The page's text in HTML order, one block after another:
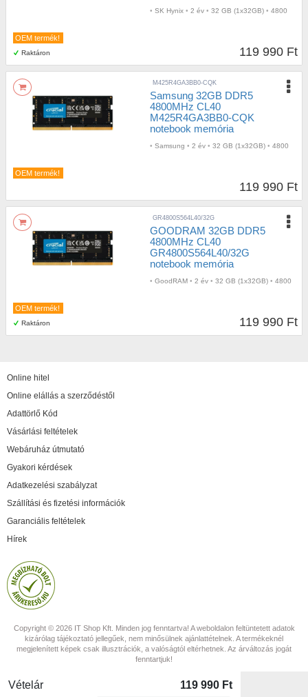
OEM termék!
Raktáron
• SK Hynix • 2 év • 32 GB (1x32GB) • 4800
119 990 Ft
OEM termék!
M425R4GA3BB0-CQK
Samsung 32GB DDR5
4800MHz CL40
M425R4GA3BB0-CQK
notebook memória
• Samsung • 2 év • 32 GB (1x32GB) • 4800
119 990 Ft
OEM termék!
Raktáron
GR4800S564L40/32G
GOODRAM 32GB DDR5
4800MHz CL40
GR4800S564L40/32G
notebook memória
• GoodRAM • 2 év • 32 GB (1x32GB) • 4800
119 990 Ft
Online hitel
Online elállás a szerződéstől
Adattörlő Kód
Vásárlási feltételek
Webáruház útmutató
Gyakori kérdések
Adatkezelési szabályzat
Szállítási és fizetési információk
Garanciális feltételek
Hírek
Copyright © 2026 IT Shop Kft. Minden jog fenntartva! A weboldalon feltüntetett adatok
kizárólag tájékoztató jellegűek, nem minősülnek ajánlattételnek. A termékeknél
megjelenített képek csak illusztrációk, a valóságtól eltérhetnek. Az árváltozás jogát
fenntartjuk!